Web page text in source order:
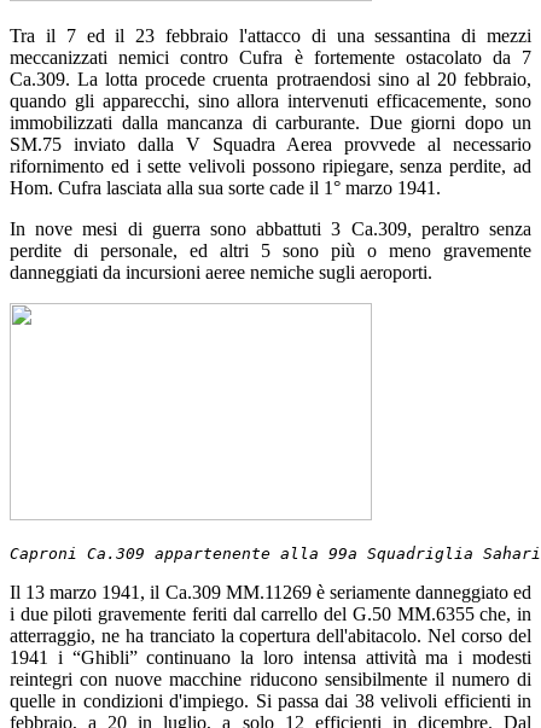
Tra il 7 ed il 23 febbraio l'attacco di una sessantina di mezzi
meccanizzati nemici contro Cufra è fortemente ostacolato da 7
Ca.309. La lotta procede cruenta protraendosi sino al 20 febbraio,
quando gli apparecchi, sino allora intervenuti efficacemente, sono
immobilizzati dalla mancanza di carburante. Due giorni dopo un
SM.75 inviato dalla V Squadra Aerea provvede al necessario
rifornimento ed i sette velivoli possono ripiegare, senza perdite, ad
Hom. Cufra lasciata alla sua sorte cade il 1° marzo 1941.
In nove mesi di guerra sono abbattuti 3 Ca.309, peraltro senza
perdite di personale, ed altri 5 sono più o meno gravemente
danneggiati da incursioni aeree nemiche sugli aeroporti.
Caproni Ca.309 appartenente alla 99a Squadriglia
Il 13 marzo 1941, il Ca.309 MM.11269 è seriamente danneggiato ed
i due piloti gravemente feriti dal carrello del G.50 MM.6355 che, in
atterraggio, ne ha tranciato la copertura dell'abitacolo. Nel corso del
1941 i “Ghibli” continuano la loro intensa attività ma i modesti
reintegri con nuove macchine riducono sensibilmente il numero di
quelle in condizioni d'impiego. Si passa dai 38 velivoli efficienti in
febbraio, a 20 in luglio, a solo 12 efficienti in dicembre. Dal